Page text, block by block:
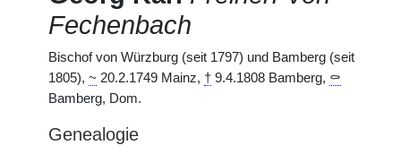
Fechenbach
Bischof von Würzburg (seit 1797) und Bamberg (seit
1805), ~ 20.2.1749 Mainz, † 9.4.1808 Bamberg, ⚰
Bamberg, Dom.
Genealogie